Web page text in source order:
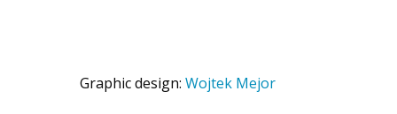
Graphic design: Wojtek Mejor